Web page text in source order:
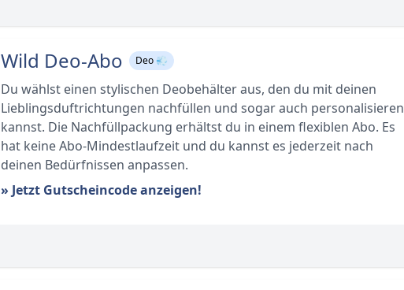
Wild Deo-Abo Deo 💨
Du wählst einen stylischen Deobehälter aus, den du mit deinen
Lieblingsduftrichtungen nachfüllen und sogar auch personalisieren
kannst. Die Nachfüllpackung erhältst du in einem flexiblen Abo. Es
hat keine Abo-Mindestlaufzeit und du kannst es jederzeit nach
deinen Bedürfnissen anpassen.
» Jetzt Gutscheincode anzeigen!